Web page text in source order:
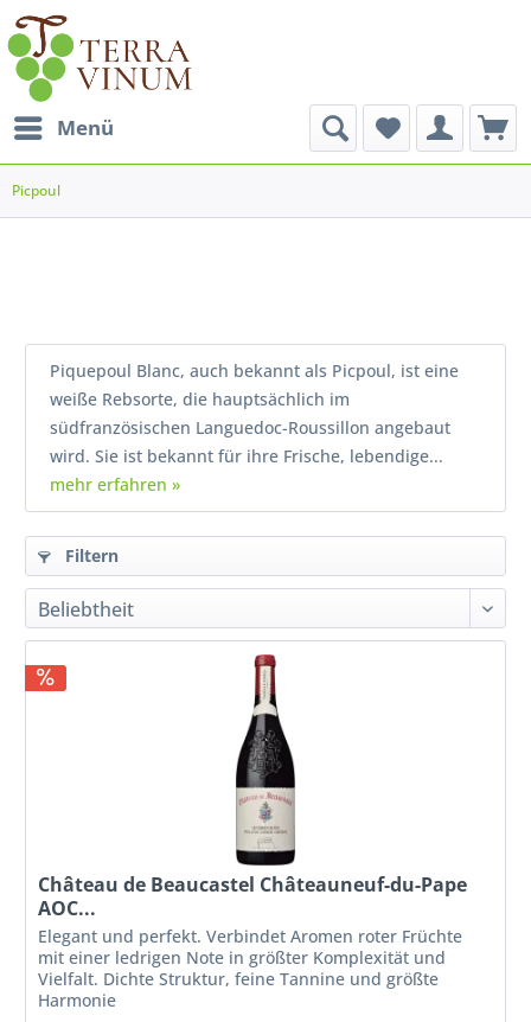
Menü
Picpoul
Piquepoul Blanc, auch bekannt als Picpoul, ist eine
weiße Rebsorte, die hauptsächlich im
südfranzösischen Languedoc-Roussillon angebaut
wird. Sie ist bekannt für ihre Frische, lebendige...
mehr erfahren »
Filtern
Château de Beaucastel Châteauneuf-du-Pape
AOC...
Elegant und perfekt. Verbindet Aromen roter Früchte
mit einer ledrigen Note in größter Komplexität und
Vielfalt. Dichte Struktur, feine Tannine und größte
Harmonie